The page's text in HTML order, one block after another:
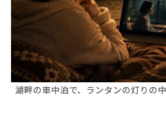
湖畔の車中泊で、ランタンの灯りの